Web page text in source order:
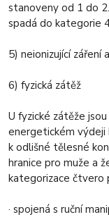
stanoveny od 1 do
spadá do kategorie
5) neionizující
6) fyzická zátěž
U fyzické zátěže
energetickém výdeji
k odlišné tělesné
hranice pro muže a
kategorizace čtvero
· spojená s ruční